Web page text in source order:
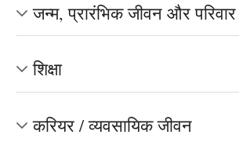
जन्म, प्रारंभिक जीवन और परिवार
शिक्षा
करियर / व्यवसायिक जीवन